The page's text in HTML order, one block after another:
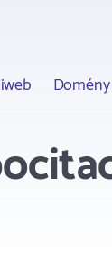
Domény